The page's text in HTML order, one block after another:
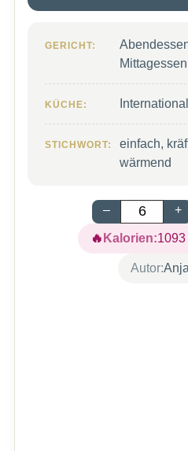
GERICHT:
Mittagessen
KÜCHE: International
STICHWORT:
einfach,
wärmend
– +
Kalorien:1093
Autor: